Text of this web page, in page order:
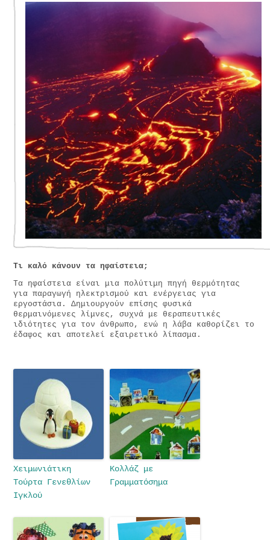
Τι καλό κάνουν τα ηφαίστεια;
Τα ηφαίστεια είναι μια πολύτιμη πηγή θερμότητας
για παραγωγή ηλεκτρισμού και ενέργειας για
εργοστάσια. Δημιουργούν επίσης φυσικά
θερμαινόμενες λίμνες, συχνά με θεραπευτικές
ιδιότητες για τον άνθρωπο, ενώ η λάβα καθορίζει το
έδαφος και αποτελεί εξαιρετικό λίπασμα.
Χειμωνιάτικη
Τούρτα Γενεθλίων
Ιγκλού
Κολλάζ με
Γραμματόσημα